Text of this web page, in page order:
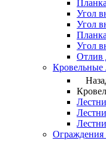
Угол
Угол
Угол
Отлив
Кровельные
Ограждения